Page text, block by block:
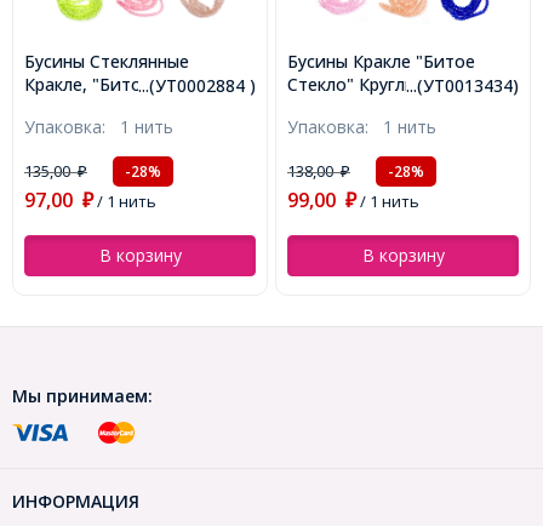
...(УТ0002884 )
Бусины Стеклянные
Кракле, "Битое Стекло"
Отверстие 1мм, около
190шт/76см/нить,
(УТ0002884)
Упаковка: 1 нить
135,00₽ -28%
97,00 ₽/ 1 нить
В корзину
...(УТ0013434)
Бусины Кракле "Битое
Стекло" Круглые, Цвет:
Отверстие 1мм, около
126шт/76см/нить,
(УТ0013434)
Упаковка: 1 нить
138,00₽ -28%
99,00 ₽/ 1 нить
В корзину
Мы принимаем:
ИНФОРМАЦИЯ